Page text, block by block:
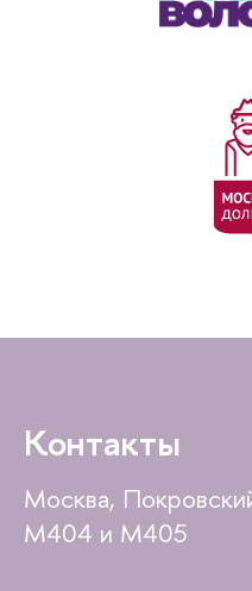
Контакты
Москва,
М404 и М405